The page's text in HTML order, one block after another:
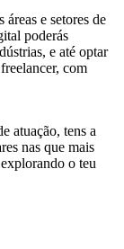
áreas e setores de
poderás
e até optar
com
atuação, tens a
nas que mais
o teu